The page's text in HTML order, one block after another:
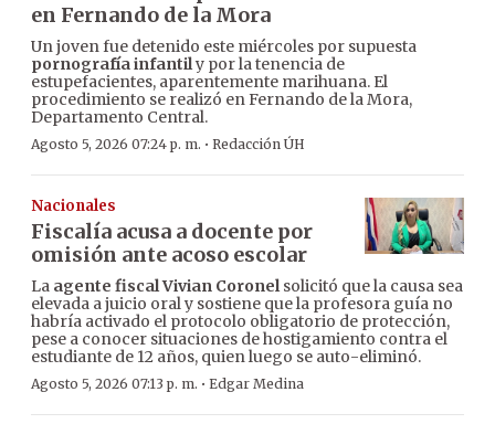
en Fernando de la Mora
Un joven fue detenido este miércoles por supuesta
pornografía infantily por la tenencia de
estupefacientes, aparentemente marihuana. El
procedimiento se realizó en Fernando de la Mora,
Departamento Central.
Agosto 5, 2026 07:24 p. m. · Redacción ÚH
Nacionales
Fiscalía acusa a docente por
omisión ante acoso escolar
La agente fiscal Vivian Coronelsolicitó que la causa sea
elevada a juicio oral y sostiene que la profesora guía no
habría activado el protocolo obligatorio de protección,
pese a conocer situaciones de hostigamiento contra el
estudiante de 12 años, quien luego se auto-eliminó.
Agosto 5, 2026 07:13 p. m. · Edgar Medina